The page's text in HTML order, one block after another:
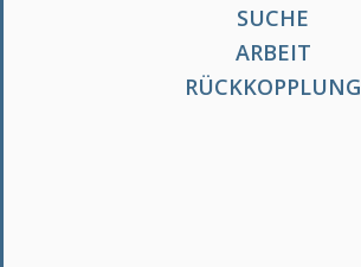
SUCHE
ARBEIT
RÜCKKOPPLUNG